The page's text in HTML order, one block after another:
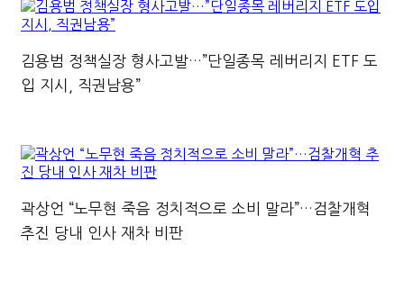
김용범 정책실장 형사고발…”단일종목 레버리지 ETF 도
입 지시, 직권남용”
곽상언 “노무현 죽음 정치적으로 소비 말라”…검찰개혁
추진 당내 인사 재차 비판